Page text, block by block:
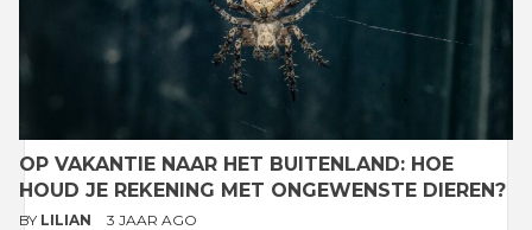
OP VAKANTIE NAAR HET BUITENLAND: HOE
HOUD JE REKENING MET ONGEWENSTE DIEREN?
BY LILIAN 3 JAAR AGO